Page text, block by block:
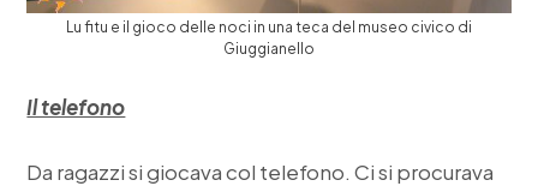
Lu fitu e il gioco delle noci in una teca del museo civico di
Giuggianello
Il telefono
Da ragazzi si giocava col telefono. Ci si procurava